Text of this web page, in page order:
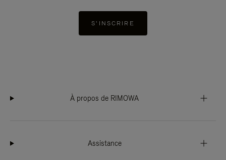
S'INSCRIRE
À propos de RIMOWA
Assistance